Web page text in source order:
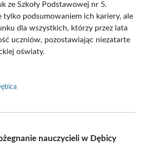
ze Szkoły Podstawowej nr 5.
tylko podsumowaniem ich kariery, ale
dla wszystkich, którzy przez lata
uczniów, pozostawiając niezatarte
oświaty.
nauczycieli w Dębicy